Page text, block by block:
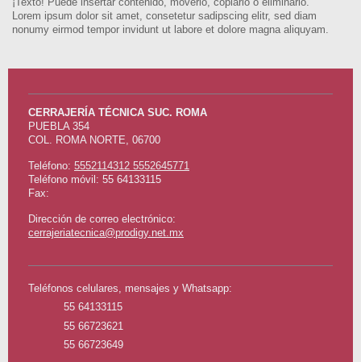
¡Texto! Puede insertar contenido, moverlo, copiarlo o eliminarlo.
Lorem ipsum dolor sit amet, consetetur sadipscing elitr, sed diam
nonumy eirmod tempor invidunt ut labore et dolore magna aliquyam.
CERRAJERÍA TÉCNICA SUC. ROMA
PUEBLA 354
COL. ROMA NORTE, 06700
Teléfono: 5552114312 5552645771
Teléfono móvil: 55 64133115
Fax:
Dirección de correo electrónico:
cerrajeriatecnica@prodigy.net.mx
Teléfonos celulares, mensajes y Whatsapp:
55 64133115
55 66723621
55 66723649